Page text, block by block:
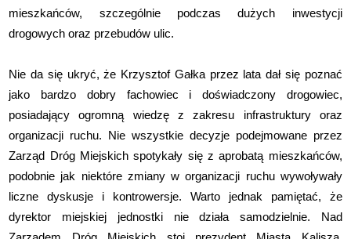
mieszkańców, szczególnie podczas dużych inwestycji
drogowych oraz przebudów ulic.
Nie da się ukryć, że Krzysztof Gałka przez lata dał się poznać
jako bardzo dobry fachowiec i doświadczony drogowiec,
posiadający ogromną wiedzę z zakresu infrastruktury oraz
organizacji ruchu. Nie wszystkie decyzje podejmowane przez
Zarząd Dróg Miejskich spotykały się z aprobatą mieszkańców,
podobnie jak niektóre zmiany w organizacji ruchu wywoływały
liczne dyskusje i kontrowersje. Warto jednak pamiętać, że
dyrektor miejskiej jednostki nie działa samodzielnie. Nad